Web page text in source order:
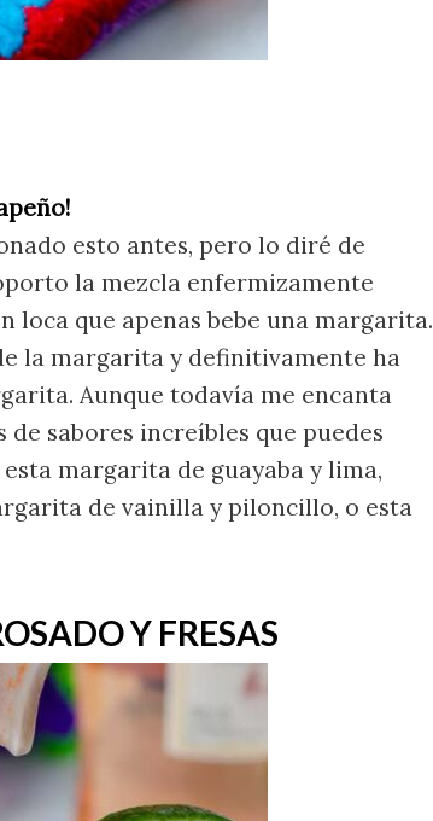
esto antes, pero lo diré de
la mezcla enfermizamente
loca que apenas bebe una margarita.
la margarita y definitivamente ha
Aunque todavía me encanta
sabores increíbles que puedes
margarita de guayaba y lima,
de vainilla y piloncillo, o esta
Y FRESAS